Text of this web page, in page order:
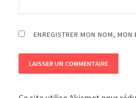
ENREGISTRER MON NOM, MON